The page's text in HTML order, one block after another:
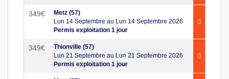
349€
Metz (57)
Lun 14 Septembre au Lun 14 Septembre 2026
Permis exploitation 1 jour
349€
Thionville (57)
Lun 21 Septembre au Lun 21 Septembre 2026
Permis exploitation 1 jour